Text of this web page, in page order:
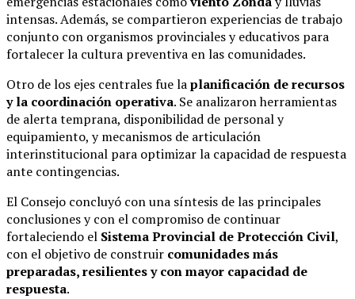
intensas. Además, se compartieron experiencias de trabajo
conjunto con organismos provinciales y educativos para
fortalecer la cultura preventiva en las comunidades.
Otro de los ejes centrales fue laplanificación de recursos
y la coordinación operativa. Se analizaron herramientas
de alerta temprana, disponibilidad de personal y
equipamiento, y mecanismos de articulación
interinstitucional para optimizar la capacidad de respuesta
ante contingencias.
El Consejo concluyó con una síntesis de las principales
conclusiones y con el compromiso de continuar
fortaleciendo el Sistema Provincial de Protección Civil,
con el objetivo de construir comunidades más
preparadas, resilientes y con mayor capacidad de
respuesta.